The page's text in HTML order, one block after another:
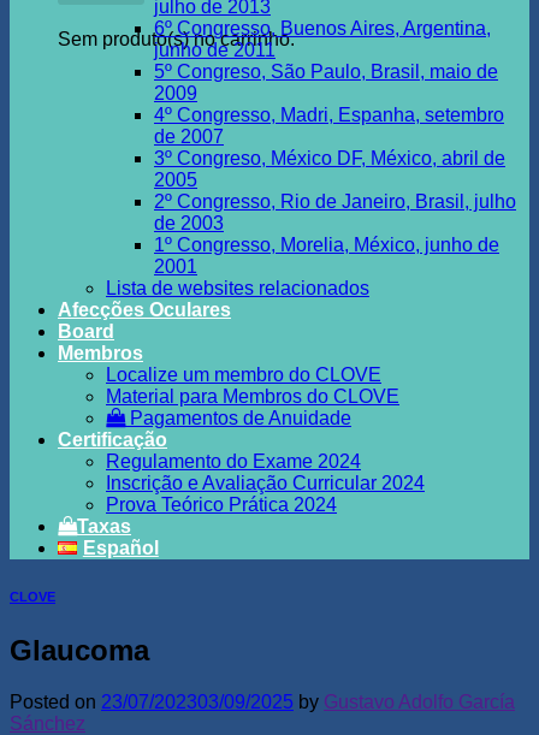
Sem produto(s) no carrinho.
julho de 2013
6º Congresso, Buenos Aires, Argentina,
junho de 2011
5º Congreso, São Paulo, Brasil, maio de
2009
4º Congresso, Madri, Espanha, setembro
de 2007
3º Congreso, México DF, México, abril de
2005
2º Congresso, Rio de Janeiro, Brasil, julho
de 2003
1º Congresso, Morelia, México, junho de
2001
Lista de websites relacionados
Afecções Oculares
Board
Membros
Localize um membro do CLOVE
Material para Membros do CLOVE
Pagamentos de Anuidade
Certificação
Regulamento do Exame 2024
Inscrição e Avaliação Curricular 2024
Prova Teórico Prática 2024
Taxas
Español
CLOVE
Glaucoma
Posted on 23/07/202303/09/2025 by Gustavo Adolfo García
Sánchez